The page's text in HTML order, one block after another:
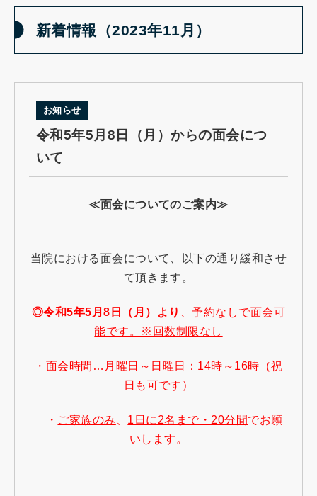
新着情報（2023年11月）
お知らせ
令和5年5月8日（月）からの面会につ
いて
≪面会についてのご案内≫
当院における面会について、以下の通り緩和させ
て頂きます。
◎令和5年5月8日（月）より
、予約なしで面会可
能です。※回数制限なし
・面会時間… 月曜日～日曜日：14時～16時（祝
日も可です）
・ ご家族のみ 1日に2名まで・20分間でお願
いします。